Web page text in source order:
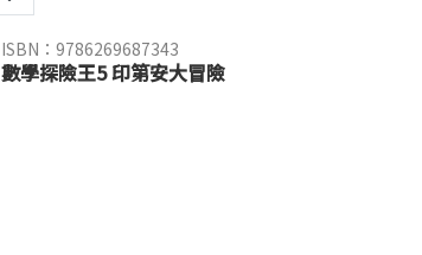
ISBN：9786269687343
數學探險王5 印第安大冒險